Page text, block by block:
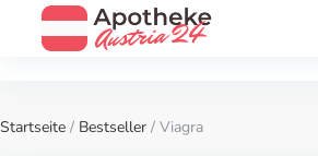
Startseite / Bestseller / Viagra